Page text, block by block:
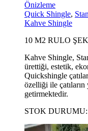
Önizleme
Quick Shingle,
Kahve Shingle
10 M2 RULO
Kahve Shingle,
ürettiği, estetik,
Quickshingle
özelliği ile çatıların
getirmektedir.
STOK DURUMU: